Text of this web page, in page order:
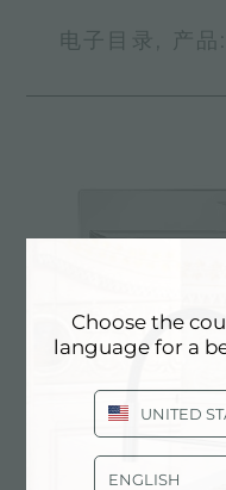
电子目录, 产
Choose the
language for a
UNITED
ENGLISH